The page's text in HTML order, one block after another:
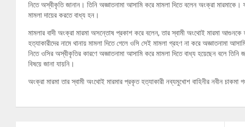
নিতে অস্বীকৃতি জানান। তিনি অজ্ঞাতনামা আসামি করে মামলা দিতে বলেন অংক্রা
মামলা দায়ের করতে বাধ্য হন।
মামলার বাদী অংক্রা মারমা অসন্তোষ প্রকাশ করে বলেন, তার স্বামী অংথোই মারমা আগুনকে
হত্যাকারীদের নামে থানায় মামলা দিতে গেলে ওসি সেই মামলা গ্রহণ না করে অজ্ঞাতনামা
নিতে ওসির অস্বীকৃতির কারণে অজ্ঞাতনামা আসামি করে মামলা দিতে বাধ্য হয়েছেন বলে তিনি
বিষয়ে জানা যায়নি।
অংক্রা মারমা তার স্বামী অংথোই মারমার প্রকৃত হত্যাকারী নব্যমুখোশ বাহিনীর নবীন চাকমা